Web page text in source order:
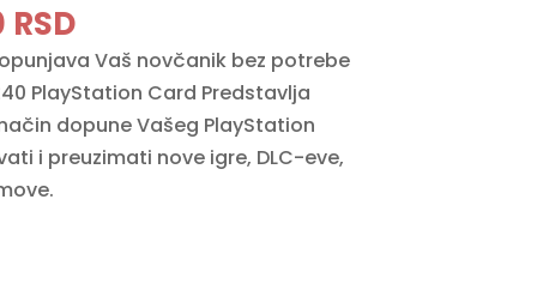
RSDCurrent
price
is:
9890 RSD.
Vaš novčanik bez potrebe
PlayStation Card Predstavlja
dopune Vašeg PlayStation
i preuzimati nove igre, DLC-eve,